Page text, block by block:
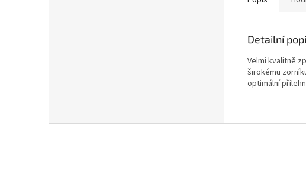
Detailní
Velmi kvalitně
širokému
optimální